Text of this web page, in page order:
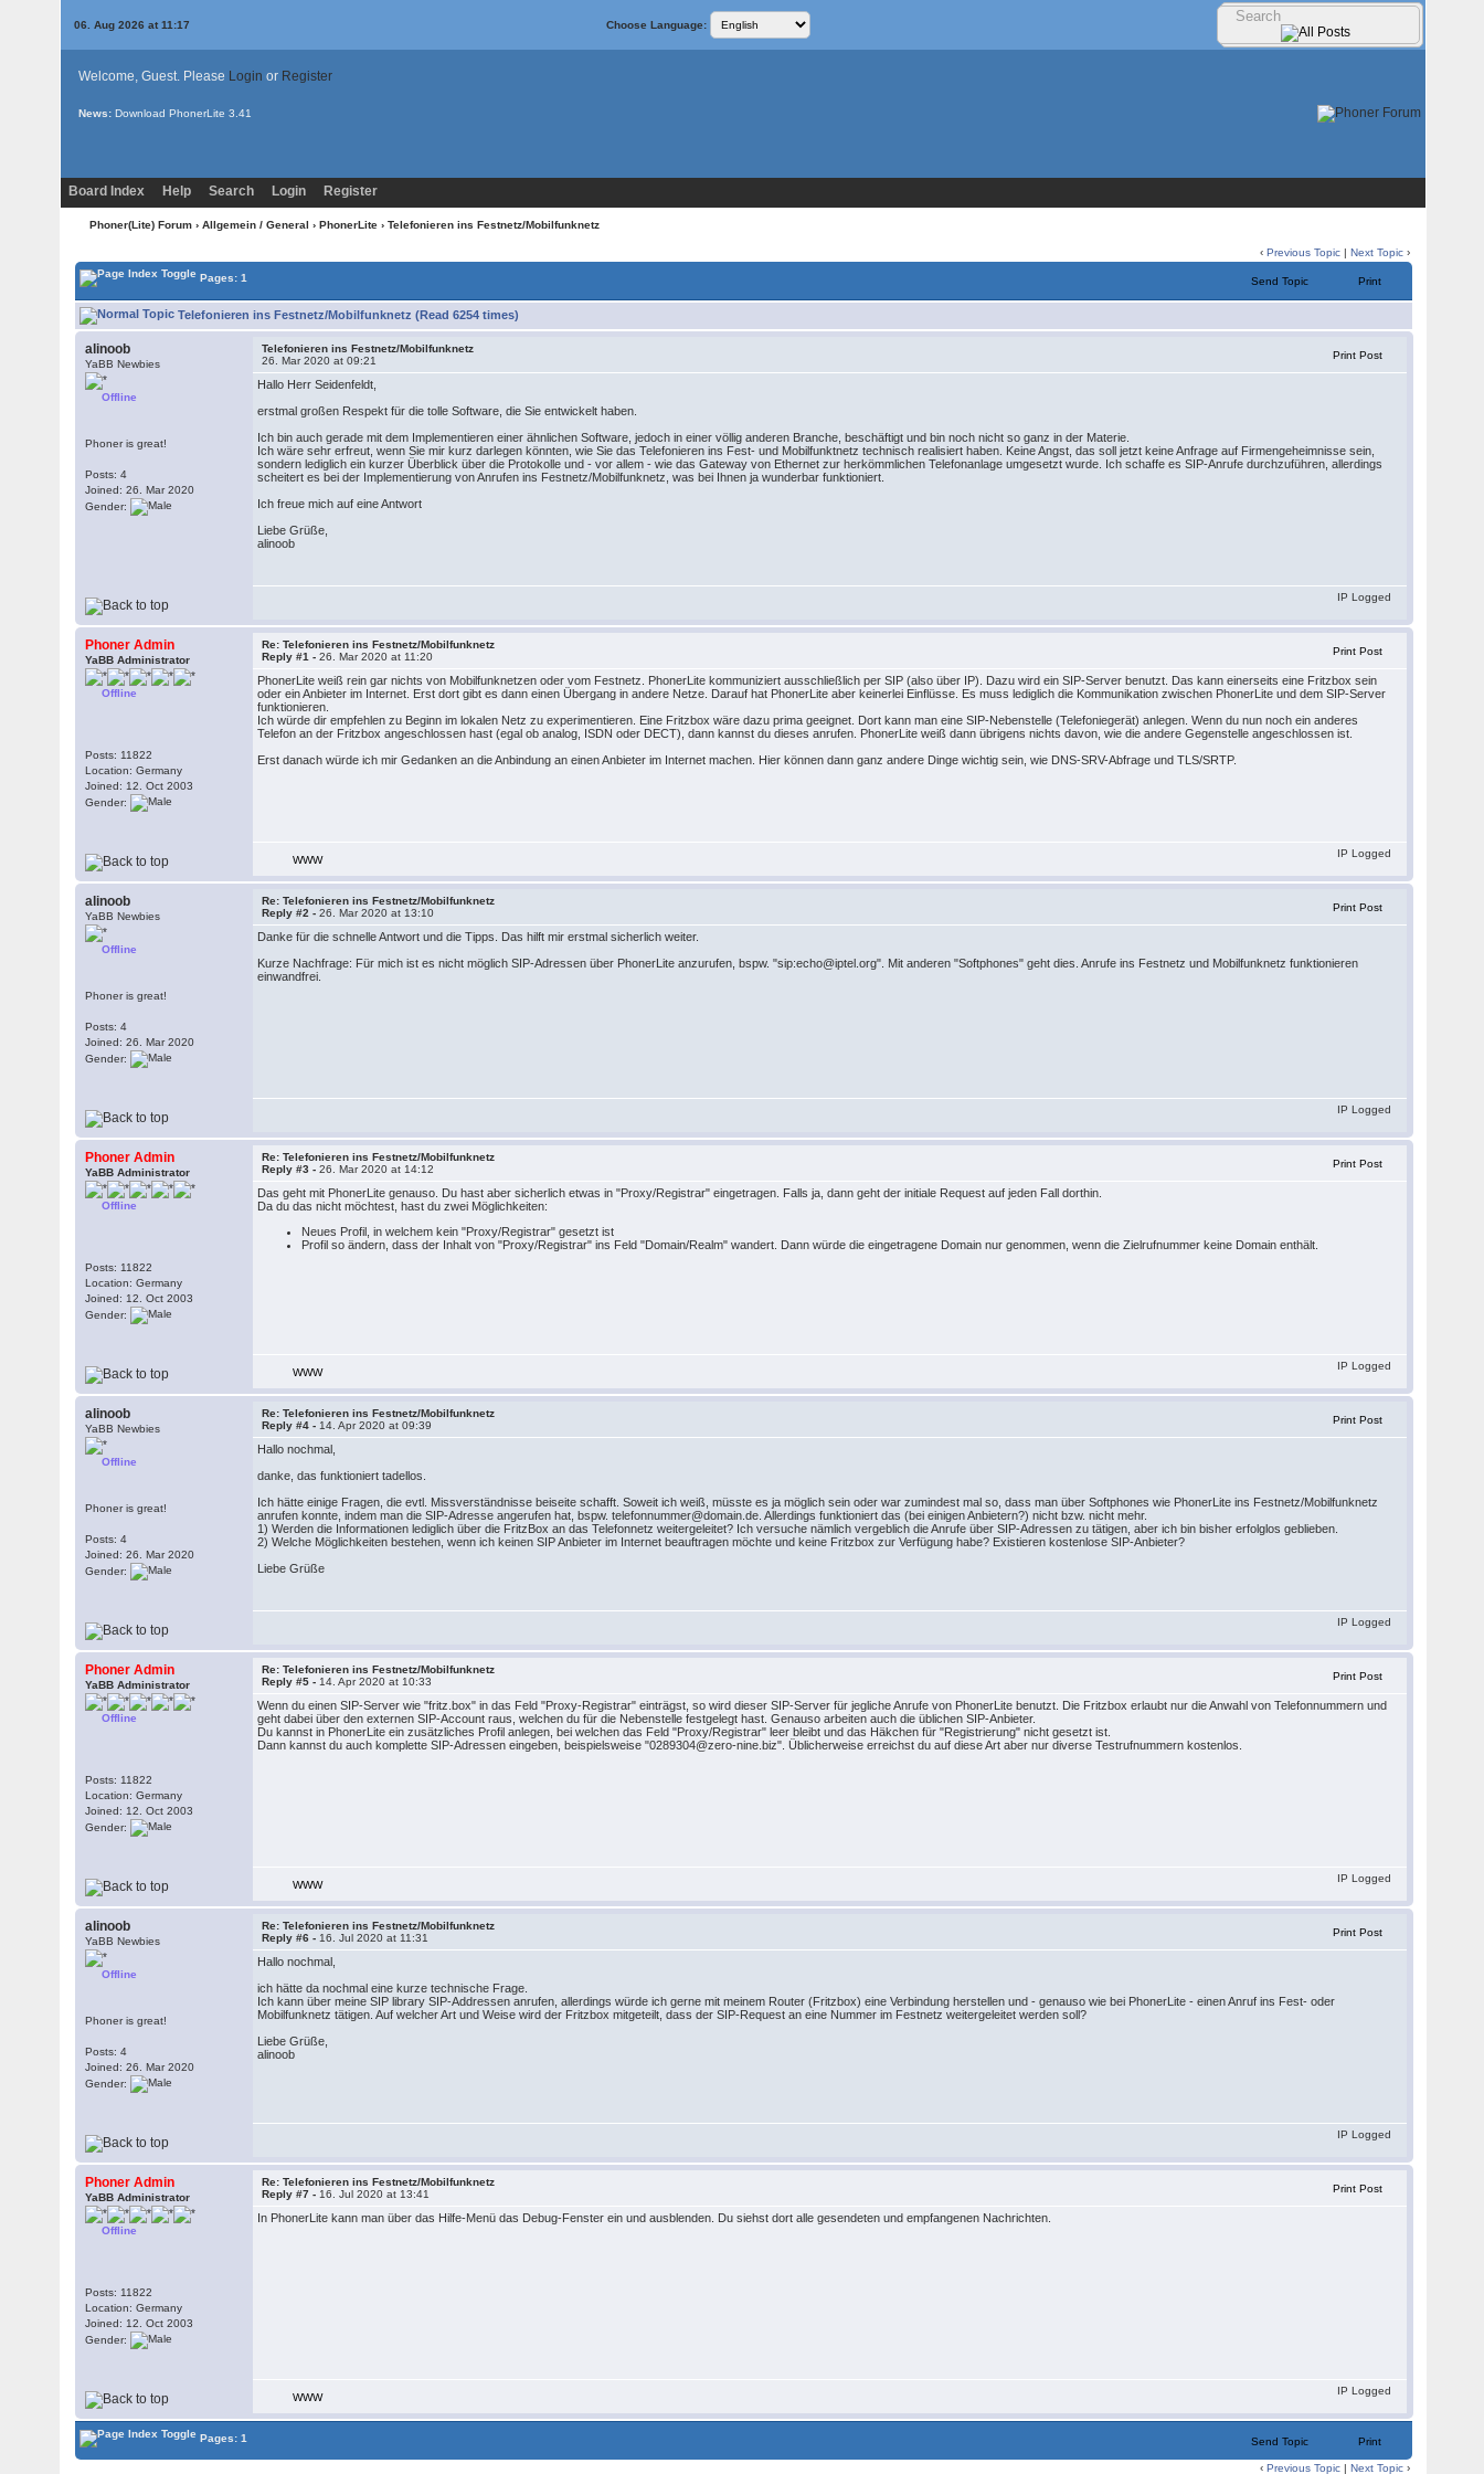
06. Aug 2026 at 11:17 Choose Language:
Welcome, Guest. Please Login or Register
News: Download PhonerLite 3.41
Board Index Help Search Login Register
Phoner(Lite) Forum › Allgemein / General › PhonerLite › Telefonieren ins Festnetz/Mobilfunknetz
‹Previous Topic |Next Topic ›
Pages: 1 Send Topic Print
Telefonieren ins Festnetz/Mobilfunknetz (Read 6254 times)
alinoob
YaBB Newbies
Offline
Phoner is great!
Posts: 4
Joined: 26. Mar 2020
Gender:
Telefonieren ins Festnetz/Mobilfunknetz
26. Mar 2020 at 09:21
Print Post
Hallo Herr Seidenfeldt,
erstmal großen Respekt für die tolle Software, die Sie entwickelt haben.
Ich bin auch gerade mit dem Implementieren einer ähnlichen Software, jedoch in einer völlig anderen Branche, beschäftigt und bin noch nicht so ganz in der Materie.
Ich wäre sehr erfreut, wenn Sie mir kurz darlegen könnten, wie Sie das Telefonieren ins Fest- und Mobilfunktnetz technisch realisiert haben. Keine Angst, das soll jetzt keine Anfrage auf Firmengeheimnisse sein,
sondern lediglich ein kurzer Überblick über die Protokolle und - vor allem - wie das Gateway von Ethernet zur herkömmlichen Telefonanlage umgesetzt wurde. Ich schaffe es SIP-Anrufe durchzuführen, allerdings
scheitert es bei der Implementierung von Anrufen ins Festnetz/Mobilfunknetz, was bei Ihnen ja wunderbar funktioniert.
Ich freue mich auf eine Antwort
Liebe Grüße,
alinoob
IP Logged
Phoner Admin
YaBB Administrator
Offline
Posts: 11822
Location: Germany
Joined: 12. Oct 2003
Gender:
Re: Telefonieren ins Festnetz/Mobilfunknetz
Reply #1 -26. Mar 2020 at 11:20 Print Post
PhonerLite weiß rein gar nichts von Mobilfunknetzen oder vom Festnetz. PhonerLite kommuniziert ausschließlich per SIP (also über IP). Dazu wird ein SIP-Server benutzt. Das kann einerseits eine Fritzbox sein
oder ein Anbieter im Internet. Erst dort gibt es dann einen Übergang in andere Netze. Darauf hat PhonerLite aber keinerlei Einflüsse. Es muss lediglich die Kommunikation zwischen PhonerLite und dem SIP-Server
funktionieren.
Ich würde dir empfehlen zu Beginn im lokalen Netz zu experimentieren. Eine Fritzbox wäre dazu prima geeignet. Dort kann man eine SIP-Nebenstelle (Telefoniegerät) anlegen. Wenn du nun noch ein anderes
Telefon an der Fritzbox angeschlossen hast (egal ob analog, ISDN oder DECT), dann kannst du dieses anrufen. PhonerLite weiß dann übrigens nichts davon, wie die andere Gegenstelle angeschlossen ist.
Erst danach würde ich mir Gedanken an die Anbindung an einen Anbieter im Internet machen. Hier können dann ganz andere Dinge wichtig sein, wie DNS-SRV-Abfrage und TLS/SRTP.
WWW
IP Logged
alinoob
YaBB Newbies
Offline
Phoner is great!
Posts: 4
Joined: 26. Mar 2020
Gender:
Re: Telefonieren ins Festnetz/Mobilfunknetz
Reply #2 -26. Mar 2020 at 13:10 Print Post
Danke für die schnelle Antwort und die Tipps. Das hilft mir erstmal sicherlich weiter.
Kurze Nachfrage: Für mich ist es nicht möglich SIP-Adressen über PhonerLite anzurufen, bspw. "sip:echo@iptel.org". Mit anderen "Softphones" geht dies. Anrufe ins Festnetz und Mobilfunknetz funktionieren
einwandfrei.
IP Logged
Phoner Admin
YaBB Administrator
Offline
Posts: 11822
Location: Germany
Joined: 12. Oct 2003
Gender:
Re: Telefonieren ins Festnetz/Mobilfunknetz
Reply #3 -26. Mar 2020 at 14:12 Print Post
Das geht mit PhonerLite genauso. Du hast aber sicherlich etwas in "Proxy/Registrar" eingetragen. Falls ja, dann geht der initiale Request auf jeden Fall dorthin.
Da du das nicht möchtest, hast du zwei Möglichkeiten:
Neues Profil, in welchem kein "Proxy/Registrar" gesetzt ist
Profil so ändern, dass der Inhalt von "Proxy/Registrar" ins Feld "Domain/Realm" wandert. Dann würde die eingetragene Domain nur genommen, wenn die Zielrufnummer keine Domain enthält.
WWW
IP Logged
alinoob
YaBB Newbies
Offline
Phoner is great!
Posts: 4
Joined: 26. Mar 2020
Gender:
Re: Telefonieren ins Festnetz/Mobilfunknetz
Reply #4 - 14. Apr 2020 at 09:39 Print Post
Hallo nochmal,
danke, das funktioniert tadellos.
Ich hätte einige Fragen, die evtl. Missverständnisse beiseite schafft. Soweit ich weiß, müsste es ja möglich sein oder war zumindest mal so, dass man über Softphones wie PhonerLite ins Festnetz/Mobilfunknetz
anrufen konnte, indem man die SIP-Adresse angerufen hat, bspw. telefonnummer@domain.de. Allerdings funktioniert das (bei einigen Anbietern?) nicht bzw. nicht mehr.
1) Werden die Informationen lediglich über die FritzBox an das Telefonnetz weitergeleitet? Ich versuche nämlich vergeblich die Anrufe über SIP-Adressen zu tätigen, aber ich bin bisher erfolglos geblieben.
2) Welche Möglichkeiten bestehen, wenn ich keinen SIP Anbieter im Internet beauftragen möchte und keine Fritzbox zur Verfügung habe? Existieren kostenlose SIP-Anbieter?
Liebe Grüße
IP Logged
Phoner Admin
YaBB Administrator
Offline
Posts: 11822
Location: Germany
Joined: 12. Oct 2003
Gender:
Re: Telefonieren ins Festnetz/Mobilfunknetz
Reply #5 - 14. Apr 2020 at 10:33 Print Post
Wenn du einen SIP-Server wie "fritz.box" in das Feld "Proxy-Registrar" einträgst, so wird dieser SIP-Server für jegliche Anrufe von PhonerLite benutzt. Die Fritzbox erlaubt nur die Anwahl von Telefonnummern und
geht dabei über den externen SIP-Account raus, welchen du für die Nebenstelle festgelegt hast. Genauso arbeiten auch die üblichen SIP-Anbieter.
Du kannst in PhonerLite ein zusätzliches Profil anlegen, bei welchen das Feld "Proxy/Registrar" leer bleibt und das Häkchen für "Registrierung" nicht gesetzt ist.
Dann kannst du auch komplette SIP-Adressen eingeben, beispielsweise "0289304@zero-nine.biz". Üblicherweise erreichst du auf diese Art aber nur diverse Testrufnummern kostenlos.
WWW
IP Logged
alinoob
YaBB Newbies
Offline
Phoner is great!
Posts: 4
Joined: 26. Mar 2020
Gender:
Re: Telefonieren ins Festnetz/Mobilfunknetz
Reply #6 - 16. Jul 2020 at 11:31 Print Post
Hallo nochmal,
ich hätte da nochmal eine kurze technische Frage.
Ich kann über meine SIP library SIP-Addressen anrufen, allerdings würde ich gerne mit meinem Router (Fritzbox) eine Verbindung herstellen und - genauso wie bei PhonerLite - einen Anruf ins Fest- oder
Mobilfunknetz tätigen. Auf welcher Art und Weise wird der Fritzbox mitgeteilt, dass der SIP-Request an eine Nummer im Festnetz weitergeleitet werden soll?
Liebe Grüße,
alinoob
IP Logged
Phoner Admin
YaBB Administrator
Offline
Posts: 11822
Location: Germany
Joined: 12. Oct 2003
Gender:
Re: Telefonieren ins Festnetz/Mobilfunknetz
Reply #7 - 16. Jul 2020 at 13:41 Print Post
In PhonerLite kann man über das Hilfe-Menü das Debug-Fenster ein und ausblenden. Du siehst dort alle gesendeten und empfangenen Nachrichten.
WWW
IP Logged
Pages: 1 Send Topic Print
‹Previous Topic |Next Topic ›